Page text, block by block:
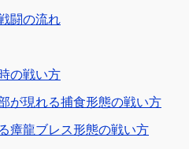
闘の流れ
の戦い方
が現れる捕食形態の戦い方
瘴龍ブレス形態の戦い方